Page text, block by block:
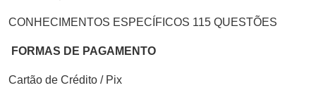
CONHECIMENTOS ESPECÍFICOS 115 QUESTÕES
FORMAS DE PAGAMENTO
Cartão de Crédito / Pix